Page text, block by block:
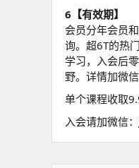
6【有效期】
会员分年会员
询。超6T的热
学习，入会后
野。详情加微信
单个课程收取
入会请加微信：